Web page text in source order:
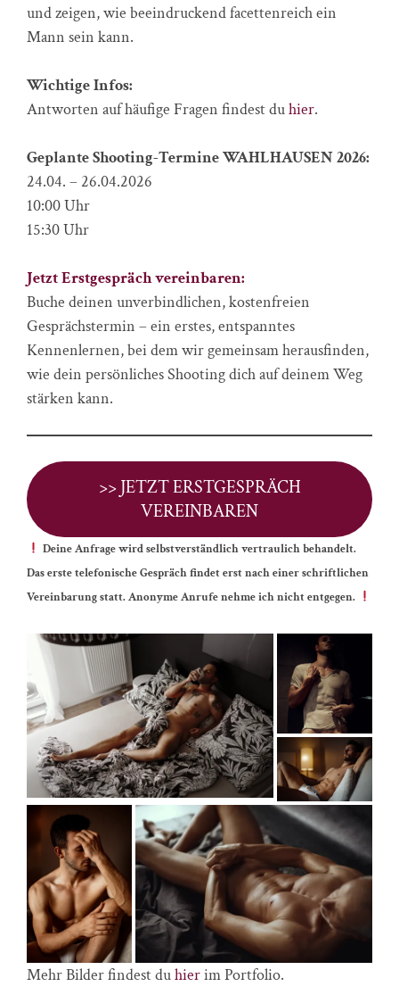
und zeigen, wie beeindruckend facettenreich ein
Mann sein kann.
Wichtige Infos:
Antworten auf häufige Fragen findest duhier.
Geplante Shooting-Termine WAHLHAUSEN 2026:
24.04. – 26.04.2026
10:00 Uhr
15:30 Uhr
Jetzt Erstgespräch vereinbaren:
Buche deinen unverbindlichen, kostenfreien
Gesprächstermin – ein erstes, entspanntes
Kennenlernen, bei dem wir gemeinsam herausfinden,
wie dein persönliches Shooting dich auf deinem Weg
stärken kann.
>> JETZT ERSTGESPRÄCH
VEREINBAREN
Deine Anfrage wird selbstverständlich vertraulich behandelt.
Das erste telefonische Gespräch findet erst nach einer schriftlichen
Vereinbarung statt. Anonyme Anrufe nehme ich nicht entgegen.
Mehr Bilder findest duhierim Portfolio.